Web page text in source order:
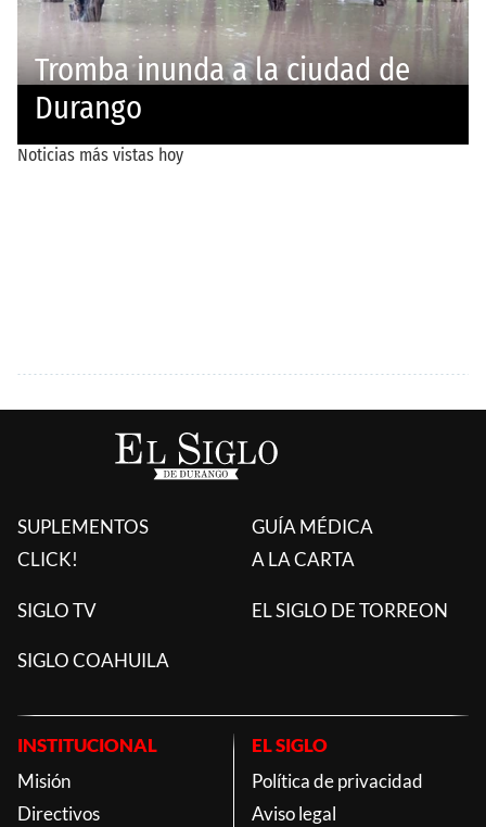
SUPLEMENTOS
CLICK!
GUÍA MÉDICA
A LA CARTA
SIGLO TV EL SIGLO DE TORREON
SIGLO COAHUILA
INSTITUCIONAL
Misión
Directivos
EL SIGLO
Política de privacidad
Aviso legal